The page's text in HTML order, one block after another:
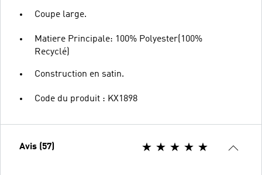
Coupe large.
Matiere Principale: 100% Polyester(100%
Recyclé)
Construction en satin.
Code du produit : KX1898
Avis (57)